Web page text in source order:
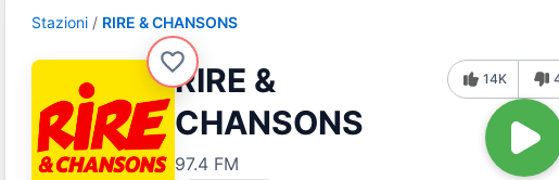
Stazioni RIRE & CHANSONS
RIRE &
CHANSONS
97.4 FM
14K